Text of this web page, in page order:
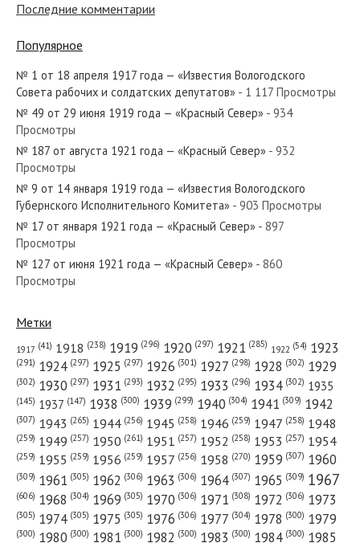
№ 98 от мая 1950 года — «Красный Север»
№ 90 от апреля 1961 года — «Красный Север»
№ 168 от июля 1934 года — «Красный Север»
№ 294 от декабря 1924 года — «Красный Север»
№ 150 от июля 1952 года — «Красный Север»
Последние комментарии
Популярное
№ 1 от 18 апреля 1917 года — «Известия Вологодского
Совета рабочих и солдатских депутатов» - 1 117 Просмотры
№ 49 от 29 июня 1919 года — «Красный Север» - 934
Просмотры
№ 187 от августа 1921 года — «Красный Север» - 932
Просмотры
№ 9 от 14 января 1919 года — «Известия Вологодского
Губернского Исполнительного Комитета» - 903 Просмотры
№ 17 от января 1921 года — «Красный Север» - 897
Просмотры
№ 127 от июня 1921 года — «Красный Север» - 860
Просмотры
Метки
1917 (41) 1918 (238) 1919 (296) 1920 (297) 1921 (285) 1922 (54) 1923
(291) 1924 (297) 1925 (297) 1926 (301) 1927 (298) 1928 (302) 1929
(302) 1930 (297) 1931 (293) 1932 (295) 1933 (296) 1934 (302) 1935
(145) 1937 (147) 1938 (300) 1939 (299) 1940 (304) 1941 (309) 1942
(307) 1943 (265) 1944 (256) 1945 (258) 1946 (259) 1947 (258) 1948
(259) 1949 (257) 1950 (261) 1951 (257) 1952 (258) 1953 (257) 1954
(259) 1955 (259) 1956 (259) 1957 (256) 1958 (270) 1959 (307) 1960
(309) 1961 (305) 1962 (306) 1963 (306) 1964 (307) 1965 (309) 1967
(606) 1968 (304) 1969 (305) 1970 (306) 1971 (308) 1972 (306) 1973
(305) 1974 (305) 1975 (305) 1976 (306) 1977 (304) 1978 (300) 1979
(300) 1980 (300) 1981 (300) 1982 (300) 1983 (300) 1984 (300) 1985